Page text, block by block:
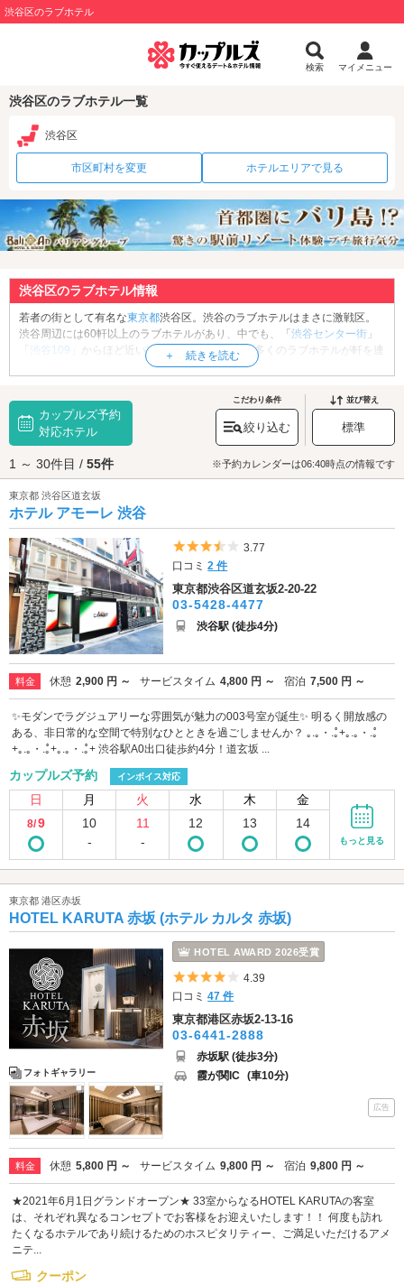
渋谷区のラブホテル
検索 マイメニュー
渋谷区のラブホテル一覧
渋谷区
市区町村を変更 ホテルエリアで見る
渋谷区のラブホテル情報
若者の街として有名な東京都渋谷区。渋谷のラブホテルはまさに激戦区。
渋谷周辺には60軒以上のラブホテルがあり、中でも、「 渋谷センター街 」
渋谷109 」からほど近い道玄坂・円山町には、多くのラブホテルが軒を連
ねています。最近では、「ミヤシタパーク」や「
を進めるラブホテルも増えています。スイーツを丸ごとテーマにしたホテ
ルや、アジアンテイスト溢れるホテル、パーティールームを有したホテル
など東京の最先端、渋谷ならではのホテルが楽しめるのが特徴です。5,000
円以下で泊まれるリーズナブルなホテルもあるので、どの世代の方にもお
すすめです。渋谷のラブホテル選びに迷ったら、こだわり条件検索をご利
用ください。露天風呂・岩盤浴・カラオケ・VOD・コスプレ衣装があるホ
テルなど、あなたにぴったりなラブホテルが見つかります。休憩・宿泊に
はカップルズ予約が便利です。せっかくのデート、ホテルに到着したら満
室でお部屋が空いていない！という経験はありませんか？カップルズ予約
で確実にお部屋を確保して、スマートなデートを楽しみましょう。
カップルズ予約
対応ホテル
こだわり条件
絞り込む
並び替え
標準
1 ～ 30件目 / 55件 ※予約カレンダーは06:40時点の情報です
東京都 渋谷区道玄坂
ホテル アモーレ 渋谷
5つ星のうち3.5
3.77
口コミ2 件
東京都渋谷区道玄坂2-20-22
03-5428-4477
渋谷駅 (徒歩4分)
料金 休憩 2,900 円 ～ サービスタイム 4,800 円 ～ 宿泊 7,500 円 ～
✨モダンでラグジュアリーな雰囲気が魅力の003号室が誕生✨ 明るく開放感の
ある、非日常的な空間で特別なひとときを過ごしませんか？ ｡.｡・.｡゚+｡.｡・.｡゚
+｡.｡・.｡゚+｡.｡・.｡゚+ 渋谷駅A0出口徒歩約4分！道玄坂 ...
カップルズ予約 インボイス対応
日 月 火 水 木 金
8/9
10
-
11
-
12 13 14
もっと見る
東京都 港区赤坂
HOTEL KARUTA 赤坂 (ホテル カルタ 赤坂)
フォトギャラリー
HOTEL AWARD 2026受賞
5つ星のうち4
4.39
口コミ47 件
東京都港区赤坂2-13-16
03-6441-2888
赤坂駅 (徒歩3分)
霞が関IC (車10分)
広告
料金 休憩 5,800 円 ～ サービスタイム 9,800 円 ～ 宿泊 9,800 円 ～
★2021年6月1日グランドオープン★ 33室からなるHOTEL KARUTAの客室
は、それぞれ異なるコンセプトでお客様をお迎えいたします！！ 何度も訪れ
たくなるホテルであり続けるためのホスピタリティー、ご満足いただけるアメ
ニテ...
クーポン